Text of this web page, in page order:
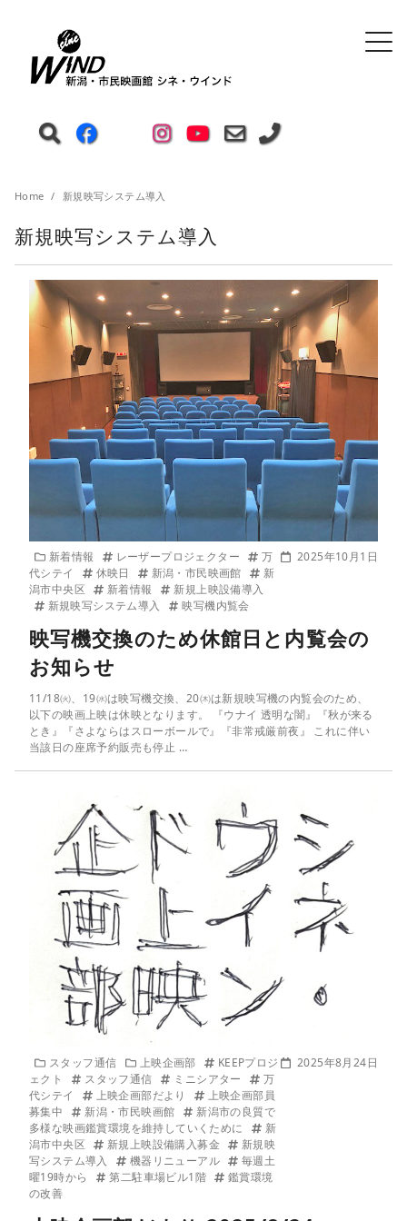
Home 新規映写システム導入
新規映写システム導入
新着情報 レーザープロジェクター
万
代シテイ
休映日 新潟・市民映画館
新
潟市中央区
新着情報
新規上映設備導入
新規映写システム導入
映写機内覧会
2025年10月1日
映写機交換のため休館日と内覧会の
お知らせ
11/18㈫、19㈬は映写機交換、20㈭は新規映写機の内覧会のため、
以下の映画上映は休映となります。 『ウナイ 透明な闇』『秋が来る
とき』『さよならはスローボールで』『非常戒厳前夜』 これに伴い
当該日の座席予約販売も停止 …
スタッフ通信 上映企画部
KEEPプロジ
ェクト
スタッフ通信 ミニシアター
万
代シテイ
上映企画部だより
上映企画部員
募集中
新潟・市民映画館
新潟市の良質で
多様な映画鑑賞環境を維持していくために
新
潟市中央区
新規上映設備購入募金
新規映
写システム導入
機器リニューアル
毎週土
曜19時から
第二駐車場ビル1階
鑑賞環境
の改善
2025年8月24日